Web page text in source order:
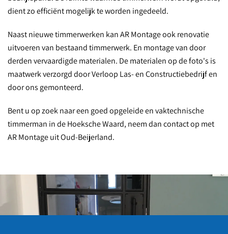
dient zo efficiënt mogelijk te worden ingedeeld.
Naast nieuwe timmerwerken kan AR Montage ook renovatie
uitvoeren van bestaand timmerwerk. En montage van door
derden vervaardigde materialen. De materialen op de foto's is
maatwerk verzorgd door Verloop Las- en Constructiebedrijf en
door ons gemonteerd.
Bent u op zoek naar een goed opgeleide en vaktechnische
timmerman in de Hoeksche Waard, neem dan contact op met
AR Montage uit Oud-Beijerland.